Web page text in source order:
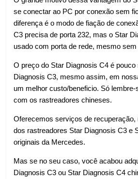
se conectar ao PC por conexão sem
diferença é o modo de fiação de
C3 precisa de porta 232, mas o Star
usado com porta de rede, mesmo sem
O preço do Star Diagnosis C4 é pouco
Diagnosis C3, mesmo assim, em
um melhor custo/beneficio. Só
com os rastreadores chineses.
Oferecemos serviços de recuperação,
dos rastreadores Star Diagnosis C3 e
originais da Mercedes.
Mas se no seu caso, você acabou
Diagnosis C3 ou Star Diagnosis C4